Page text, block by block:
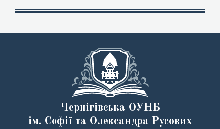
Чернігівська ОУНБ
ім. Софії та Олександра Русових